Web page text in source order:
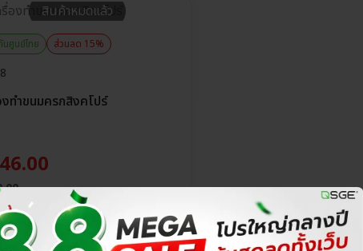
สินค้าหมดแล้ว
นศูนย์ไทย ส่วนลด 15%
งทำขนมครกสิงคโปร์
ง สินค้าหมดแล้ว